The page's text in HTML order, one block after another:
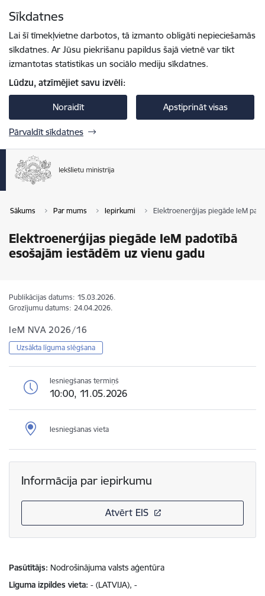
Sīkdatnes
Lai šī tīmekļvietne darbotos, tā izmanto obligāti nepieciešamās
sīkdatnes. Ar Jūsu piekrišanu papildus šajā vietnē var tikt
izmantotas statistikas un sociālo mediju sīkdatnes.
Lūdzu, atzīmējiet savu izvēli:
Noraidīt Apstiprināt visas
Pārvaldīt sīkdatnes
Sākums Par mums Iepirkumi Elektroenerģijas piegāde IeM
Elektroenerģijas piegāde IeM padotībā
esošajām iestādēm uz vienu gadu
Publikācijas datums: 15.03.2026.
Grozījumu datums: 24.04.2026.
IeM NVA 2026/16
Uzsākta līguma slēgšana
Iesniegšanas termiņš
10:00, 11.05.2026
Iesniegšanas vieta
Informācija par iepirkumu
Atvērt EIS
Pasūtītājs Nodrošinājuma valsts aģentūra
Līguma izpildes vieta - (LATVIJA), -